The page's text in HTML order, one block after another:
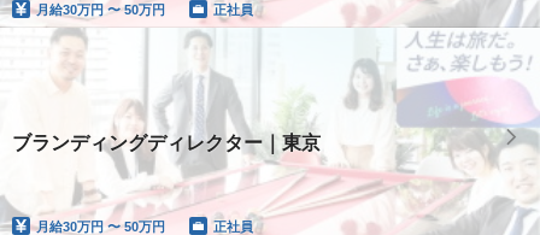
月給30万円 〜 50万円 正社員
ブランディングディレクター｜東京
月給30万円 〜 50万円 正社員